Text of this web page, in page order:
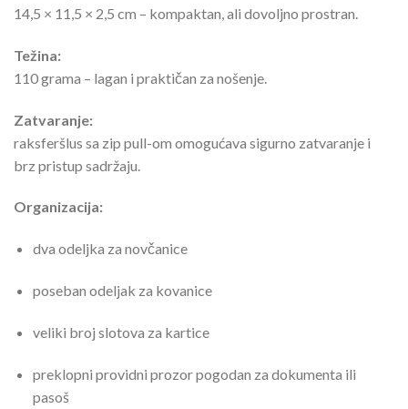
14,5 × 11,5 × 2,5 cm – kompaktan, ali dovoljno prostran.
Težina:
110 grama – lagan i praktičan za nošenje.
Zatvaranje:
raksferšlus sa zip pull-om omogućava sigurno zatvaranje i
brz pristup sadržaju.
Organizacija:
dva odeljka za novčanice
poseban odeljak za kovanice
veliki broj slotova za kartice
preklopni providni prozor pogodan za dokumenta ili
pasoš